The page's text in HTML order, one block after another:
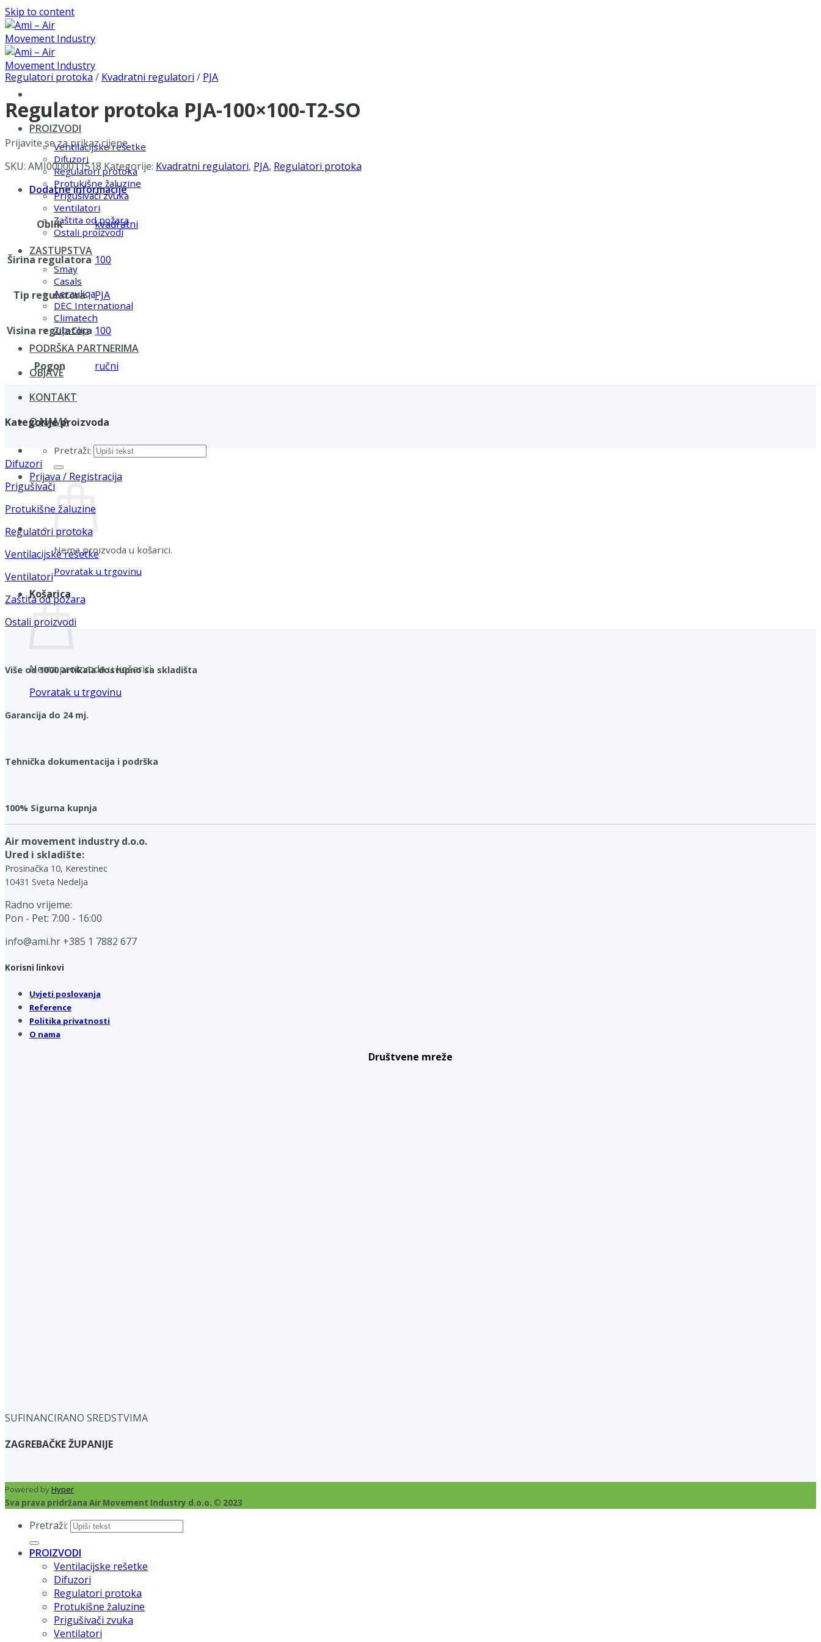
Skip to content
PROIZVODI
Ventilacijske rešetke
Difuzori
Regulatori protoka
Protukišne žaluzine
Prigušivači zvuka
Ventilatori
Zaštita od požara
Ostali proizvodi
ZASTUPSTVA
Smay
Casals
Aerauliqa
DEC International
Climatech
Zip-Clip
PODRŠKA PARTNERIMA
OBJAVE
KONTAKT
O NAMA
Pretraži:
Prijava / Registracija
Nema proizvoda u košarici.
Povratak u trgovinu
Košarica
Nema proizvoda u košarici.
Povratak u trgovinu
Regulatori protoka / Kvadratni regulatori / PJA
Regulator protoka PJA-100×100-T2-SO
Prijavite se za prikaz cijene
SKU: AMI0000011518 Kategorije: Kvadratni regulatori, PJA, Regulatori protoka
Dodatne informacije
Oblik kvadratni
Širina regulatora 100
Tip regulatora PJA
Visina regulatora 100
Pogon ručni
Kategorije proizvoda
Difuzori
Prigušivači
Protukišne žaluzine
Regulatori protoka
Ventilacijske rešetke
Ventilatori
Zaštita od požara
Ostali proizvodi
Više od 1000 artikala dostupno sa skladišta
Garancija do 24 mj.
Tehnička dokumentacija i podrška
100% Sigurna kupnja
Air movement industry d.o.o.
Ured i skladište:
Prosinačka 10, Kerestinec
10431 Sveta Nedelja
Radno vrijeme:
Pon - Pet: 7:00 - 16:00
info@ami.hr +385 1 7882 677
Korisni linkovi
Uvjeti poslovanja
Reference
Politika privatnosti
O nama
Društvene mreže
SUFINANCIRANO SREDSTVIMA
ZAGREBAČKE ŽUPANIJE
Powered byHyper
Sva prava pridržana Air Movement Industry d.o.o. © 2023
Pretraži:
PROIZVODI
Ventilacijske rešetke
Difuzori
Regulatori protoka
Protukišne žaluzine
Prigušivači zvuka
Ventilatori